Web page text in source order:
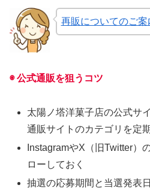
再販についてのご案
◉ 公式通販を狙うコツ
太陽ノ塔洋菓子店の公式サ
通販サイトのカテゴリを定
InstagramやX（旧Twitter）
ローしておく
抽選の応募期間と当選発表